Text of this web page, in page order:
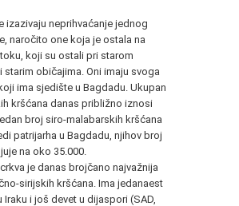
izazivaju neprihvaćanje jednog
naročito one koja je ostala na
koji su ostali pri starom
starim običajima. Oni imaju svoga
ima sjedište u Bagdadu. Ukupan
kršćana danas približno iznosi
broj siro-malabarskih kršćana
patrijarha u Bagdadu, njihov broj
na oko 35.000.
je danas brojčano najvažnija
sirijskih kršćana. Ima jedanaest
Iraku i još devet u dijaspori (SAD,